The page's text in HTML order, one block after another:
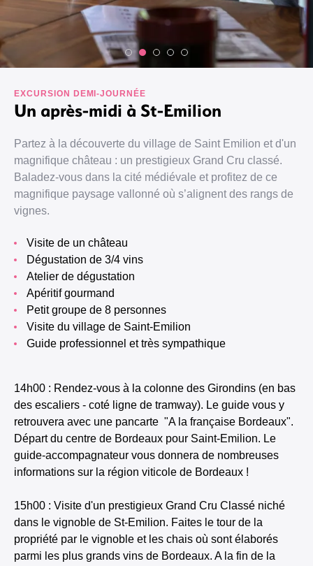
EXCURSION DEMI-JOURNÉE
Un après-midi à St-Emilion
Partez à la découverte du village de Saint Emilion et d'un
magnifique château : un prestigieux Grand Cru classé.
Baladez-vous dans la cité médiévale et profitez de ce
magnifique paysage vallonné où s’alignent des rangs de
vignes.
Visite de un château
Dégustation de 3/4 vins
Atelier de dégustation
Apéritif gourmand
Petit groupe de 8 personnes
Visite du village de Saint-Emilion
Guide professionnel et très sympathique
14h00 : Rendez-vous à la colonne des Girondins (en bas
des escaliers - coté ligne de tramway). Le guide vous y
retrouvera avec une pancarte "A la française Bordeaux".
Départ du centre de Bordeaux pour Saint-Emilion. Le
guide-accompagnateur vous donnera de nombreuses
informations sur la région viticole de Bordeaux !
15h00 : Visite d'un prestigieux Grand Cru Classé niché
dans le vignoble de St-Emilion. Faites le tour de la
propriété par le vignoble et les chais où sont élaborés
parmi les plus grands vins de Bordeaux. A la fin de la